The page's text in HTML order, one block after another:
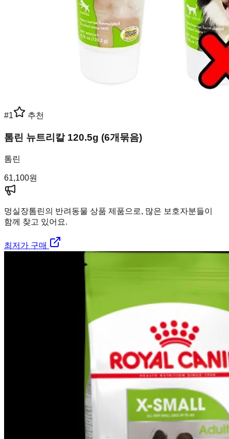
#1 추천
톰린 뉴트리칼 120.5g (6개묶음)
톰린
61,100원
멍실장톰린의 반려동물 상품 제품으로, 많은 보호자분들이
함께 찾고 있어요.
최저가 구매